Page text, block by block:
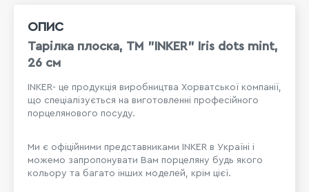
ОПИС
Тарілка плоска, ТМ "INKER" Iris dots mint,
26 см
INKER- це продукція виробництва Хорватської компанії,
що спеціалізується на виготовленні професійного
порцелянового посуду.
Ми є офіційними представниками INKER в Україні і
можемо запропонувати Вам порцеляну будь якого
кольору та багато інших моделей, крім цієї.